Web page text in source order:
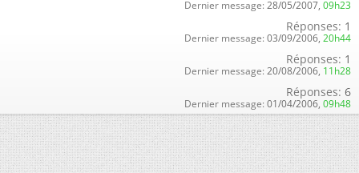
Dernier message: 28/05/2007, 09h23
Réponses: 1
Dernier message: 03/09/2006, 20h44
Réponses: 1
Dernier message: 20/08/2006, 11h28
Réponses: 6
Dernier message: 01/04/2006, 09h48